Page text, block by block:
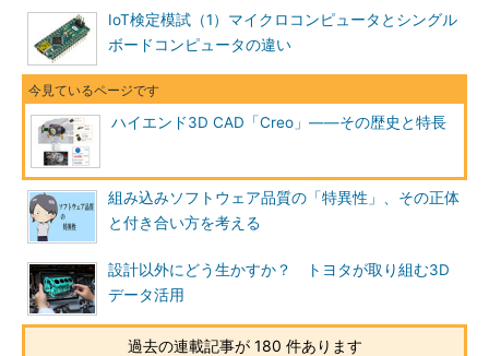
IoT検定模試（1）マイクロコンピュータとシングル
ボードコンピュータの違い
ハイエンド3D CAD「Creo」――その歴史と特長
組み込みソフトウェア品質の「特異性」、その正体
と付き合い方を考える
設計以外にどう生かすか？ トヨタが取り組む3D
データ活用
過去の連載記事が 180 件あります